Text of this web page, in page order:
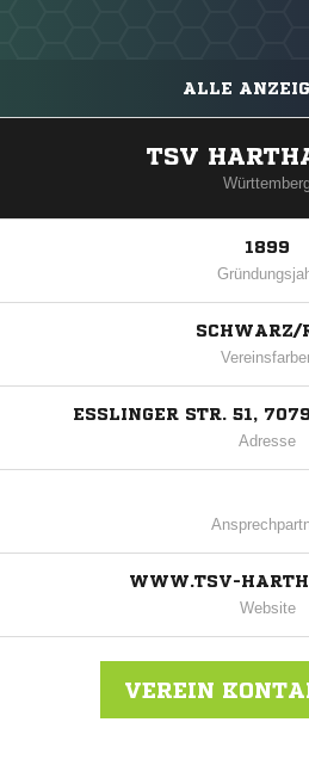
ALLE
TSV
1899
SCHWARZ/
ESSLINGER STR. 51,
Adresse
WWW.TSV-
Website
VEREIN